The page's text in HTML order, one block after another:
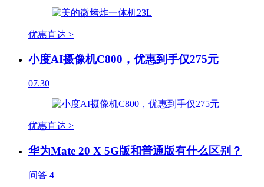
优惠直达 >
小度AI摄像机C800，优惠到手仅275元
07.30
优惠直达 >
华为Mate 20 X 5G版和普通版有什么区别？
问答 4